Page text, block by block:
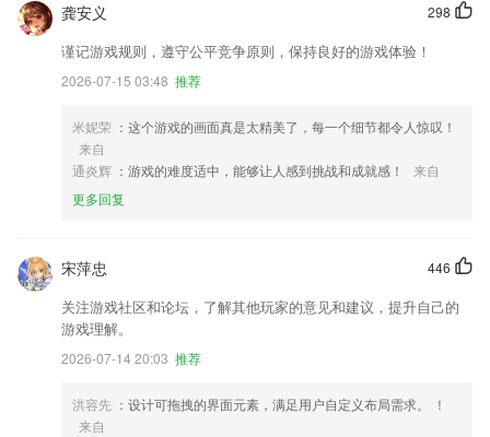
298
龚安义
谨记游戏规则，遵守公平竞争原则，保持良好的游戏体验！
2026-07-15 03:48 推荐
米妮荣 ：这个游戏的画面真是太精美了，每一个细节都令人惊叹！
来自
通炎辉 ：游戏的难度适中，能够让人感到挑战和成就感！
来自
更多回复
446
宋萍忠
关注游戏社区和论坛，了解其他玩家的意见和建议，提升自己的
游戏理解。
2026-07-14 20:03 推荐
洪容先 ：设计可拖拽的界面元素，满足用户自定义布局需求。 ！
来自